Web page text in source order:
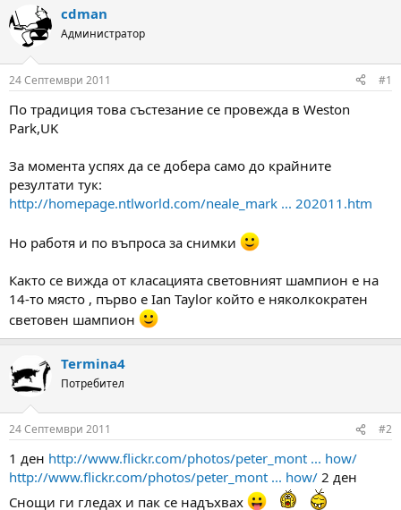
о
р
н
а
т
е
м
а
а
ч
л
а
Д
а
cdman
Администратор
24 Септември 2011 #1
По традиция това състезание се провежда в Weston
Park,UK
За момента успях да се добера само до крайните
резултати тук:
http://homepage.ntlworld.com/neale_mark ... 202011.htm
Но работя и по въпроса за снимки
Както се вижда от класацията световният шампион е на
14-то място , първо е Ian Taylor който е няколкократен
световен шампион
Termina4
Потребител
24 Септември 2011 #2
1 ден http://www.flickr.com/photos/peter_mont ... how/
http://www.flickr.com/photos/peter_mont ... how/ 2 ден
Снощи ги гледах и пак се надъхвах